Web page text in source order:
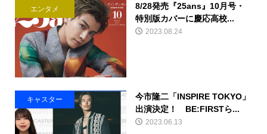
エンタメ
8/28発売『25ans』10月号・
特別版カバーに慶応高校...
2023.08.24
キャスター
今市隆二「INSPIRE TOKYO」
出演決定！ BE:FIRSTら...
2023.06.13